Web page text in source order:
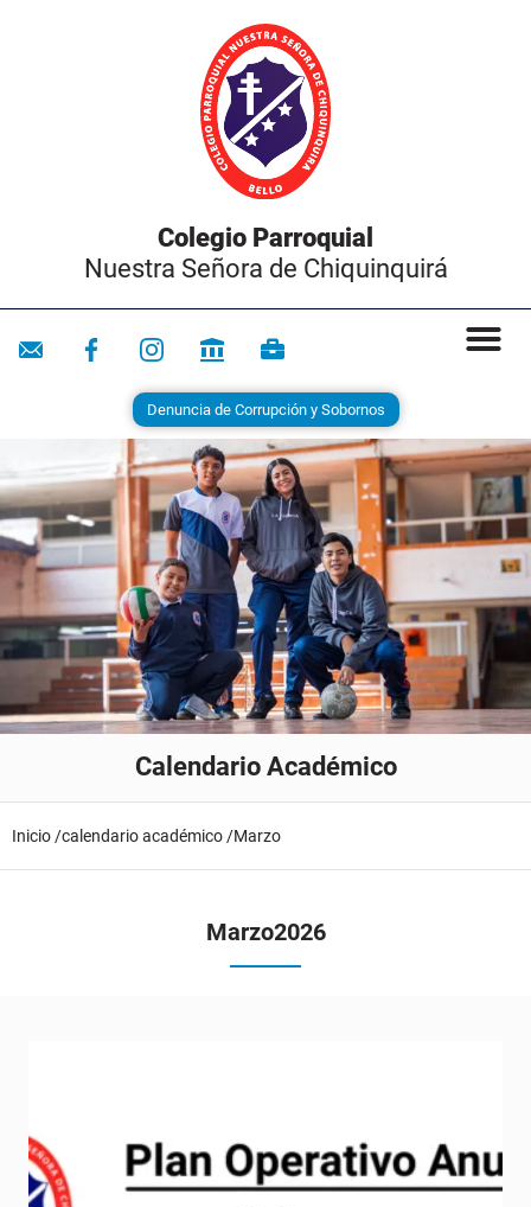
Colegio Parroquial
Nuestra Señora de Chiquinquirá
Denuncia de Corrupción y Sobornos
Calendario Académico
Inicio /calendario académico /Marzo
Marzo2026